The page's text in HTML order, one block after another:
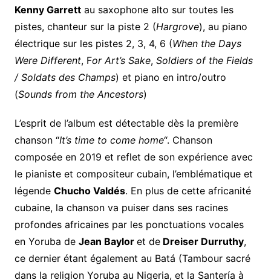
Kenny Garrettau saxophone alto sur toutes les
pistes, chanteur sur la piste 2 (Hargrove), au piano
électrique sur les pistes 2, 3, 4, 6 (When the Days
Were Different, For Art’s Sake, Soldiers of the Fields
/ Soldats des Champs) et piano en intro/outro
(Sounds from the Ancestors)
L’esprit de l’album est détectable dès la première
chanson “It’s time to come home“. Chanson
composée en 2019 et reflet de son expérience avec
le pianiste et compositeur cubain, l’emblématique et
légende Chucho Valdés. En plus de cette africanité
cubaine, la chanson va puiser dans ses racines
profondes africaines par les ponctuations vocales
en Yoruba de Jean Baylor et deDreiser Durruthy,
ce dernier étant également au Batá (Tambour sacré
dans la religion Yoruba au Nigeria, et la Santería à